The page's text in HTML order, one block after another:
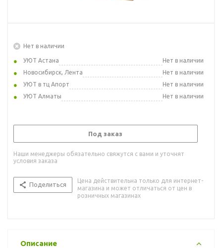
Нет в наличии
УЮТ Астана
Нет в наличии
Новосибирск, Лента
Нет в наличии
УЮТ в тц Апорт
Нет в наличии
УЮТ Алматы
Нет в наличии
Под заказ
Наши менеджеры обязательно свяжутся с вами и уточнят
условия заказа
Поделиться
Цена действительна только для интернет-
магазина и может отличаться от цен в
розничных магазинах
Описание